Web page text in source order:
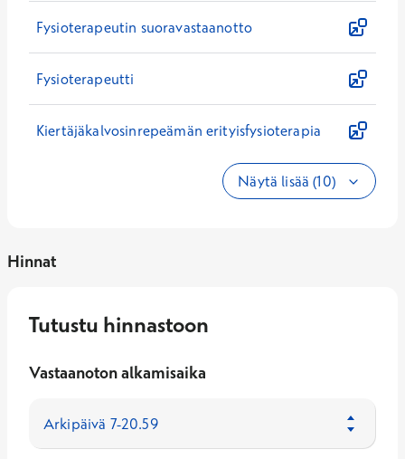
Fysioterapeutin suoravastaanotto
Fysioterapeutti
Kiertäjäkalvosinrepeämän erityisfysioterapia
Näytä lisää (10)
Hinnat
Tutustu hinnastoon
Vastaanoton alkamisaika